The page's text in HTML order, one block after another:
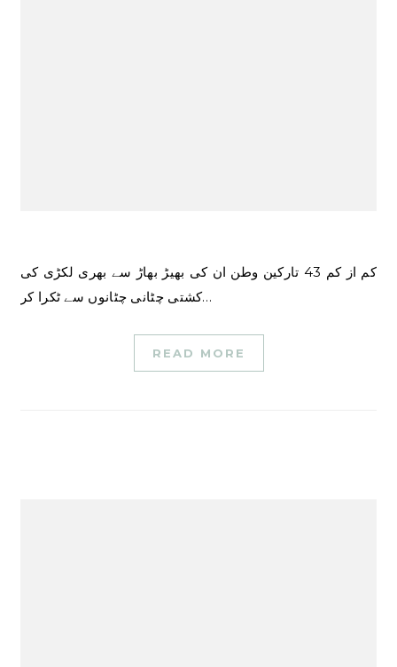
کم از کم 43 تارکین وطن ان کی بھیڑ بھاڑ سے بھری لکڑی کی
کشتی چٹانی چٹانوں سے ٹکرا کر…
READ MORE